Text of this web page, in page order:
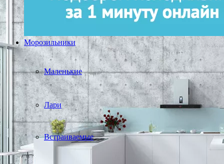
Морозильники
Маленькие
Лари
Встраиваемые